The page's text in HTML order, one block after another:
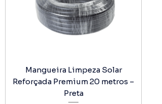
Mangueira Limpeza Solar
Reforçada Premium 20 metros –
Preta